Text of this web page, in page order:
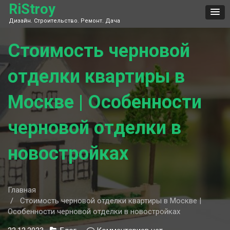
Skip
content
RiStroy
Дизайн. Строительство. Ремонт. Дача
Стоимость черновой
отделки квартиры в
Москве | Особенности
черновой отделки в
новостройках
Главная
Стоимость черновой отделки квартиры в Москве |
Особенности черновой отделки в новостройках